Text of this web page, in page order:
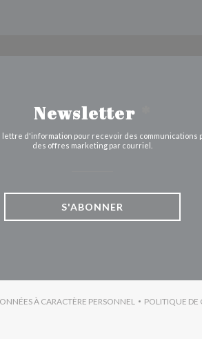
Newsletter
lettre d'information pour recevoir des communications
des offres marketing par courriel.
S'ABONNER
À CARACTÈRE PERSONNEL
((OUVRE UNE NOUVELLE FENÊTRE))
POLITIQUE DE